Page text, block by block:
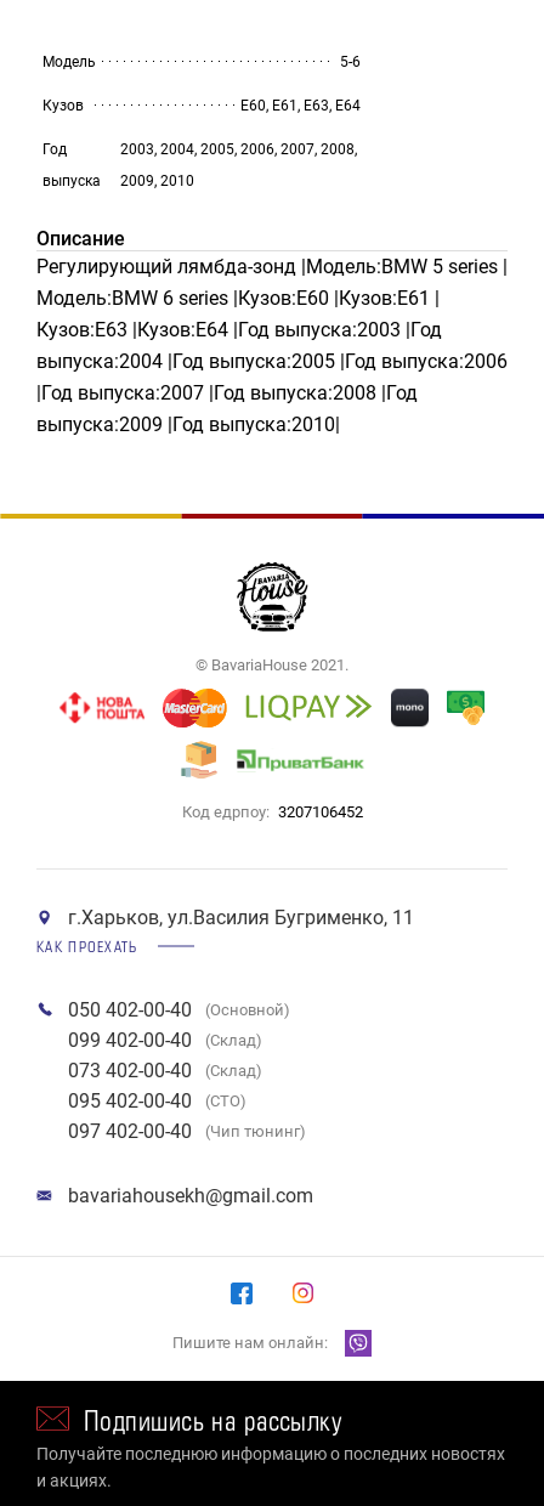
Модель 5-6
Кузов E60, E61, E63, E64
Год
выпуска
2003, 2004, 2005, 2006, 2007, 2008,
2009, 2010
Описание
Регулирующий лямбда-зонд |Модель:BMW 5 series |
Модель:BMW 6 series |Кузов:E60 |Кузов:E61 |
Кузов:E63 |Кузов:E64 |Год выпуска:2003 |Год
выпуска:2004 |Год выпуска:2005 |Год выпуска:2006
|Год выпуска:2007 |Год выпуска:2008 |Год
выпуска:2009 |Год выпуска:2010|
© BavariaHouse 2021.
Код едрпоу: 3207106452
г.Харьков, ул.Василия Бугрименко, 11
КАК ПРОЕХАТЬ
050 402-00-40 (Основной)
099 402-00-40 (Склад)
073 402-00-40 (Склад)
095 402-00-40 (СТО)
097 402-00-40 (Чип тюнинг)
bavariahousekh@gmail.com
Пишите нам онлайн:
Подпишись на рассылку
Получайте последнюю информацию о последних новостях
и акциях.